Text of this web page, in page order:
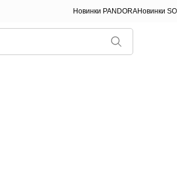
Новинки PANDORAНовинки